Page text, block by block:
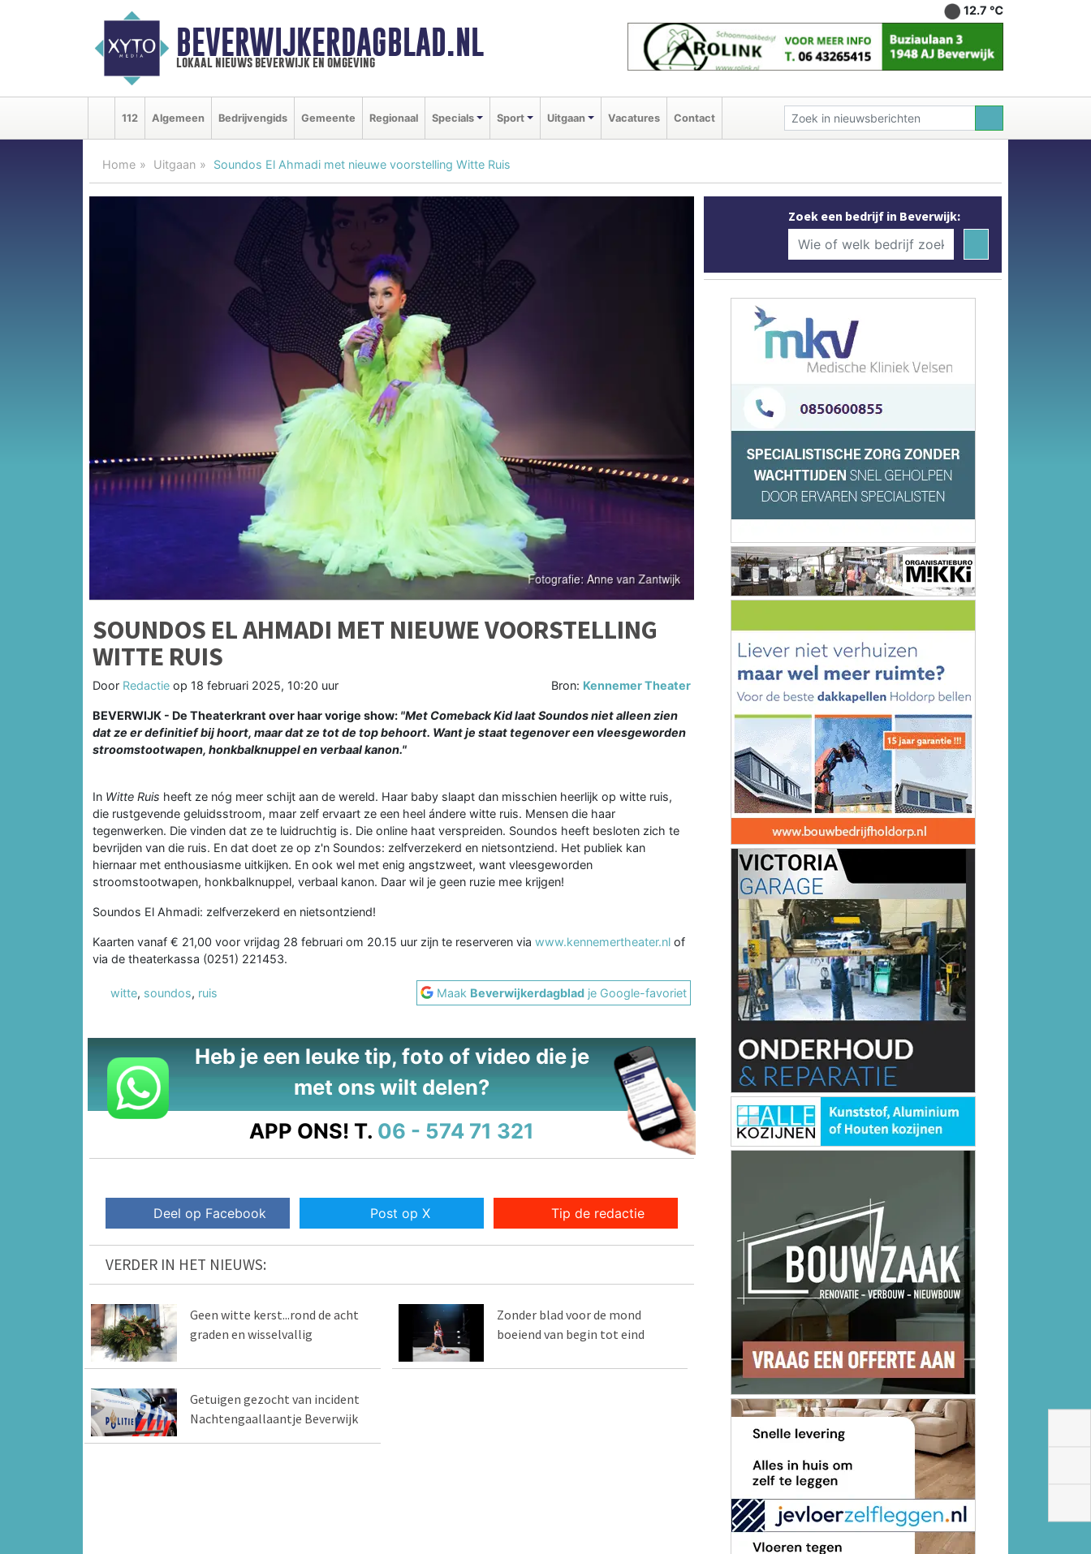
BEVERWIJKERDAGBLAD.NL
lokaal nieuws beverwijk en omgeving
12.7 ℃
112 Algemeen Bedrijvengids Gemeente Regionaal Specials Sport Uitgaan Vacatures Contact
Home Uitgaan Soundos El Ahmadi met nieuwe voorstelling Witte Ruis
SOUNDOS EL AHMADI MET NIEUWE VOORSTELLING
WITTE RUIS
Door Redactie op 18 februari 2025, 10:20 uur Bron: Kennemer Theater
BEVERWIJK - De Theaterkrant over haar vorige show: "Met Comeback Kid laat Soundos niet alleen zien
dat ze er definitief bij hoort, maar dat ze tot de top behoort. Want je staat tegenover een vleesgeworden
stroomstootwapen, honkbalknuppel en verbaal kanon."
In Witte Ruis heeft ze nóg meer schijt aan de wereld. Haar baby slaapt dan misschien heerlijk op witte ruis,
die rustgevende geluidsstroom, maar zelf ervaart ze een heel ándere witte ruis. Mensen die haar
tegenwerken. Die vinden dat ze te luidruchtig is. Die online haat verspreiden. Soundos heeft besloten zich te
bevrijden van die ruis. En dat doet ze op z'n Soundos: zelfverzekerd en nietsontziend. Het publiek kan
hiernaar met enthousiasme uitkijken. En ook wel met enig angstzweet, want vleesgeworden
stroomstootwapen, honkbalknuppel, verbaal kanon. Daar wil je geen ruzie mee krijgen!
Soundos El Ahmadi: zelfverzekerd en nietsontziend!
Kaarten vanaf € 21,00 voor vrijdag 28 februari om 20.15 uur zijn te reserveren via www.kennemertheater.nl of
via de theaterkassa (0251) 221453.
witte, soundos, ruis Maak Beverwijkerdagblad je Google-favoriet
Heb je een leuke tip, foto of video die je
met ons wilt delen?
APP ONS! T. 06 - 574 71 321
Deel op Facebook Post op X Tip de redactie
VERDER IN HET NIEUWS:
Geen witte kerst...rond de acht
graden en wisselvallig
Zonder blad voor de mond
boeiend van begin tot eind
Getuigen gezocht van incident
Nachtengaallaantje Beverwijk
Zoek een bedrijf in Beverwijk: